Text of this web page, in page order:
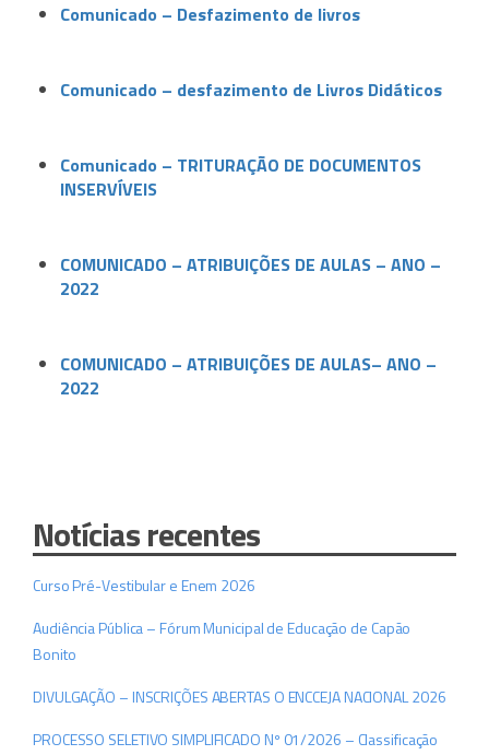
Comunicado – Desfazimento de livros
Comunicado – desfazimento de Livros Didáticos
Comunicado – TRITURAÇÃO DE DOCUMENTOS
INSERVÍVEIS
COMUNICADO – ATRIBUIÇÕES DE AULAS – ANO –
2022
COMUNICADO – ATRIBUIÇÕES DE AULAS– ANO –
2022
Notícias recentes
Curso Pré-Vestibular e Enem 2026
Audiência Pública – Fórum Municipal de Educação de Capão
Bonito
DIVULGAÇÃO – INSCRIÇÕES ABERTAS O ENCCEJA NACIONAL 2026
PROCESSO SELETIVO SIMPLIFICADO Nº 01/2026 – Classificação